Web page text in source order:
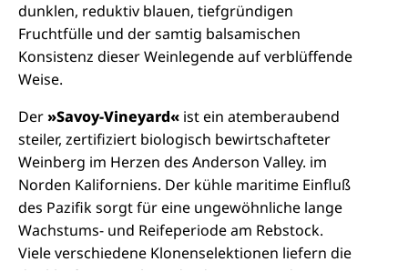
dunklen, reduktiv blauen, tiefgründigen
Fruchtfülle und der samtig balsamischen
Konsistenz dieser Weinlegende auf verblüffende
Weise.
Der»Savoy-Vineyard« ist ein atemberaubend
steiler, zertifiziert biologisch bewirtschafteter
Weinberg im Herzen des Anderson Valley. im
Norden Kaliforniens. Der kühle maritime Einfluß
des Pazifik sorgt für eine ungewöhnliche lange
Wachstums- und Reifeperiode am Rebstock.
Viele verschiedene Klonenselektionen liefern die